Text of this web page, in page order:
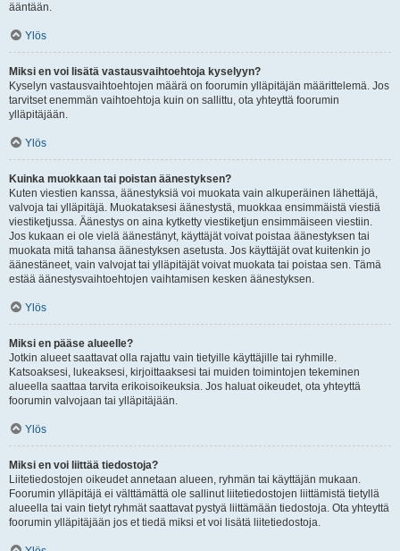
ääntään.
Ylös
Miksi en voi lisätä vastausvaihtoehtoja kyselyyn?
Kyselyn vastausvaihtoehtojen määrä on foorumin ylläpitäjän määrittelemä. Jos
tarvitset enemmän vaihtoehtoja kuin on sallittu, ota yhteyttä foorumin
ylläpitäjään.
Ylös
Kuinka muokkaan tai poistan äänestyksen?
Kuten viestien kanssa, äänestyksiä voi muokata vain alkuperäinen lähettäjä,
valvoja tai ylläpitäjä. Muokataksesi äänestystä, muokkaa ensimmäistä viestiä
viestiketjussa. Äänestys on aina kytketty viestiketjun ensimmäiseen viestiin.
Jos kukaan ei ole vielä äänestänyt, käyttäjät voivat poistaa äänestyksen tai
muokata mitä tahansa äänestyksen asetusta. Jos käyttäjät ovat kuitenkin jo
äänestäneet, vain valvojat tai ylläpitäjät voivat muokata tai poistaa sen. Tämä
estää äänestysvaihtoehtojen vaihtamisen kesken äänestyksen.
Ylös
Miksi en pääse alueelle?
Jotkin alueet saattavat olla rajattu vain tietyille käyttäjille tai ryhmille.
Katsoaksesi, lukeaksesi, kirjoittaaksesi tai muiden toimintojen tekeminen
alueella saattaa tarvita erikoisoikeuksia. Jos haluat oikeudet, ota yhteyttä
foorumin valvojaan tai ylläpitäjään.
Ylös
Miksi en voi liittää tiedostoja?
Liitetiedostojen oikeudet annetaan alueen, ryhmän tai käyttäjän mukaan.
Foorumin ylläpitäjä ei välttämättä ole sallinut liitetiedostojen liittämistä tietyllä
alueella tai vain tietyt ryhmät saattavat pystyä liittämään tiedostoja. Ota yhteyttä
foorumin ylläpitäjään jos et tiedä miksi et voi lisätä liitetiedostoja.